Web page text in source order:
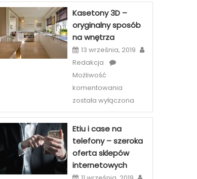
uśmiech
Szczecinie
Kasetony 3D –
oryginalny sposób
na wnętrza
13 września, 2019
Redakcja
Możliwość
komentowania
3D
–
na
wnętrza
została wyłączona
Etiu i case na
telefony – szeroka
oferta sklepów
internetowych